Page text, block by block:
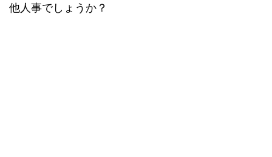
他人事でしょうか？